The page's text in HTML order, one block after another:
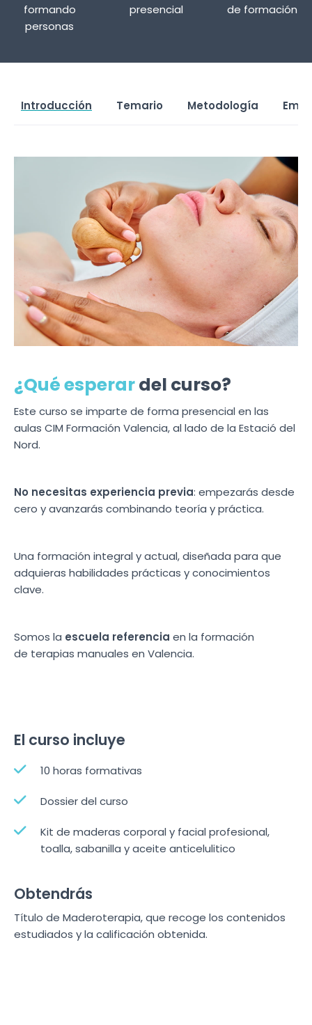
formando
personas
presencial de formación
Introducción Temario Metodología
¿Qué esperardel curso?
Este curso se imparte de forma presencial en las
aulas CIM Formación Valencia, al lado de la Estació del
Nord.
No necesitas experiencia previa: empezarás desde
cero y avanzarás combinando teoría y práctica.
Una formación integral y actual, diseñada para que
adquieras habilidades prácticas y conocimientos
clave.
Somos la escuela referencia en la formación
de terapias manuales en Valencia.
El curso incluye
10 horas formativas
Dossier del curso
Kit de maderas corporal y facial profesional,
toalla, sabanilla y aceite anticelulitico
Obtendrás
Título de Maderoterapia, que recoge los contenidos
estudiados y la calificación obtenida.